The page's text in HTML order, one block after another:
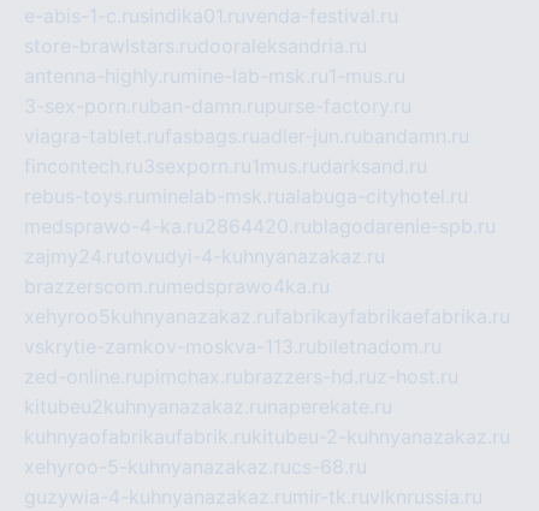
e-abis-1-c.rusindika01.ruvenda-festival.ru
store-brawlstars.rudooraleksandria.ru
antenna-highly.ru mine-lab-msk.ru1-mus.ru
3-sex-porn.ruban-damn.rupurse-factory.ru
viagra-tablet.rufasbags.ruadler-jun.rubandamn.ru
fincontech.ru3sexporn.ru1mus.rudarksand.ru
rebus-toys.ru minelab-msk.rualabuga-cityhotel.ru
medsprawo-4-ka.ru2864420.rublagodarenie-spb.ru
zajmy24.rutovudyi-4-kuhnyanazakaz.ru
brazzerscom.ru medsprawo4ka.ru
xehyroo5kuhnyanazakaz.rufabrikayfabrikaefabrika.ru
vskrytie-zamkov-moskva-113.rubiletnadom.ru
zed-online.rupimchax.rubrazzers-hd.ruz-host.ru
kitubeu2kuhnyanazakaz.ru naperekate.ru
kuhnyaofabrikaufabrik.rukitubeu-2-kuhnyanazakaz.ru
xehyroo-5-kuhnyanazakaz.rucs-68.ru
guzywia-4-kuhnyanazakaz.ru mir-tk.ruvlknrussia.ru